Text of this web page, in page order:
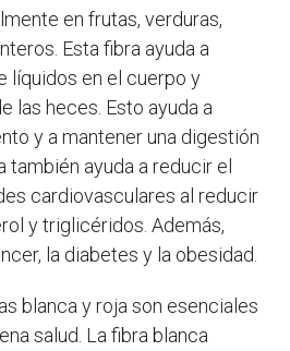
en frutas, verduras,
Esta fibra ayuda a
líquidos en el cuerpo y
las heces. Esto ayuda a
y a mantener una digestión
también ayuda a reducir el
cardiovasculares al reducir
y triglicéridos. Además,
la diabetes y la obesidad.
blanca y roja son esenciales
salud. La fibra blanca